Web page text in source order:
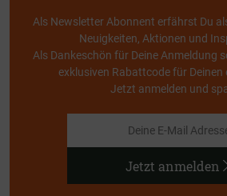
Als Newsletter Abonnent erfährst Du
Neuigkeiten, Aktionen und
Als Dankeschön für Deine Anmeldung
exklusiven Rabattcode für Deinen
Jetzt anmelden und
Jetzt anmelden